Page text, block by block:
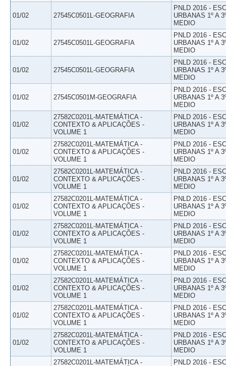
01/02 27545C0501L-GEOGRAFIA
PNLD 2016 -
URBANAS 1º A
MEDIO
01/02 27545C0501L-GEOGRAFIA
PNLD 2016 -
URBANAS 1º A
MEDIO
01/02 27545C0501L-GEOGRAFIA
PNLD 2016 -
URBANAS 1º A
MEDIO
01/02 27545C0501M-GEOGRAFIA
PNLD 2016 -
URBANAS 1º A
MEDIO
01/02
27582C0201L-MATEMÁTICA -
CONTEXTO & APLICAÇÕES -
VOLUME 1
PNLD 2016 -
URBANAS 1º A
MEDIO
01/02
27582C0201L-MATEMÁTICA -
CONTEXTO & APLICAÇÕES -
VOLUME 1
PNLD 2016 -
URBANAS 1º A
MEDIO
01/02
27582C0201L-MATEMÁTICA -
CONTEXTO & APLICAÇÕES -
VOLUME 1
PNLD 2016 -
URBANAS 1º A
MEDIO
01/02
27582C0201L-MATEMÁTICA -
CONTEXTO & APLICAÇÕES -
VOLUME 1
PNLD 2016 -
URBANAS 1º A
MEDIO
01/02
27582C0201L-MATEMÁTICA -
CONTEXTO & APLICAÇÕES -
VOLUME 1
PNLD 2016 -
URBANAS 1º A
MEDIO
01/02
27582C0201L-MATEMÁTICA -
CONTEXTO & APLICAÇÕES -
VOLUME 1
PNLD 2016 -
URBANAS 1º A
MEDIO
01/02
27582C0201L-MATEMÁTICA -
CONTEXTO & APLICAÇÕES -
VOLUME 1
PNLD 2016 -
URBANAS 1º A
MEDIO
01/02
27582C0201L-MATEMÁTICA -
CONTEXTO & APLICAÇÕES -
VOLUME 1
PNLD 2016 -
URBANAS 1º A
MEDIO
01/02
27582C0201L-MATEMÁTICA -
CONTEXTO & APLICAÇÕES -
VOLUME 1
PNLD 2016 -
URBANAS 1º A
MEDIO
27582C0201L-MATEMÁTICA -
PNLD 2016 -